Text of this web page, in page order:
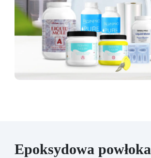
Epoksydowa powłoka